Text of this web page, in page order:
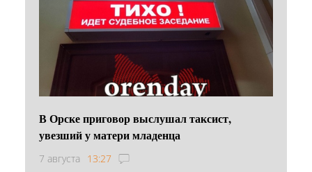
В Орске приговор выслушал таксист,
увезший у матери младенца
7 августа 13:27